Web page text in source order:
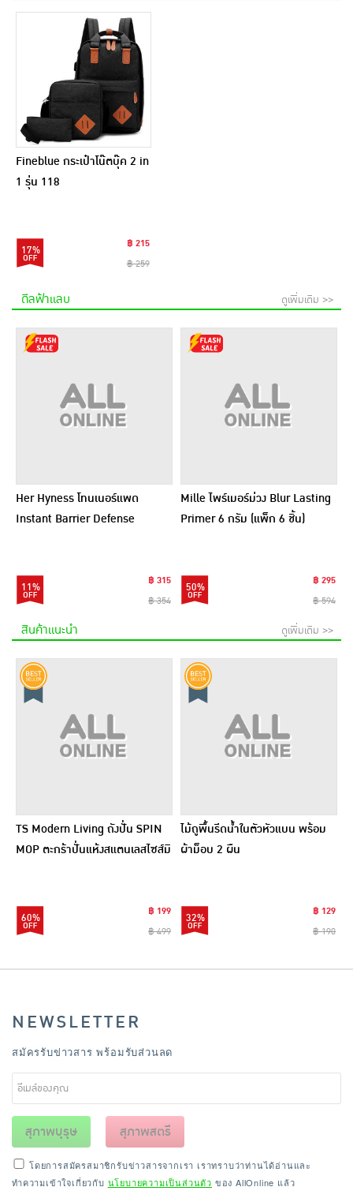
Fineblue กระเป๋าโน๊ตบุ๊ค 2 in
1 รุ่น 118
17%
฿ 215
฿ 259
ดีลฟ้าแลบ ดูเพิ่มเติม >>
Her Hyness โทนเนอร์แพด
Instant Barrier Defense
11%
฿ 315
฿ 354
Mille ไพร์เมอร์ม่วง Blur Lasting
Primer 6 กรัม (แพ็ก 6 ชิ้น)
50%
฿ 295
฿ 594
สินค้าแนะนำ ดูเพิ่มเติม >>
TS Modern Living ถังปั่น SPIN
MOP ตะกร้าปั่นแห้งสแตนเลสไซส์มิ
60%
฿ 199
฿ 499
ไม้ถูพื้นรีดน้ำในตัวหัวแบน พร้อม
ผ้าม็อบ 2 ผืน
32%
฿ 129
฿ 190
NEWSLETTER
สมัครรับข่าวสาร พร้อมรับส่วนลด
สุภาพบุรุษ สุภาพสตรี
โดยการสมัครสมาชิกรับข่าวสารจากเรา เราทราบว่าท่านได้อ่านและ
ทำความเข้าใจเกี่ยวกับ นโยบายความเป็นส่วนตัว ของ AllOnline แล้ว